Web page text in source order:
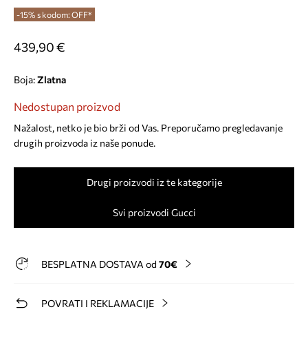
-15% s kodom: OFF*
439,90 €
Boja: zlatna
Nedostupan proizvod
Nažalost, netko je bio brži od Vas. Preporučamo pregledavanje
drugih proizvoda iz naše ponude.
Drugi proizvodi iz te kategorije
Svi proizvodi Gucci
BESPLATNA DOSTAVA od 70€
POVRATI I REKLAMACIJE